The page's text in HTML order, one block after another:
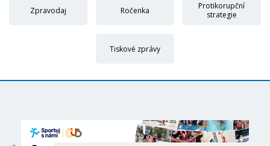
Zpravodaj Ročenka
Protikorupční
strategie
Tiskové zprávy